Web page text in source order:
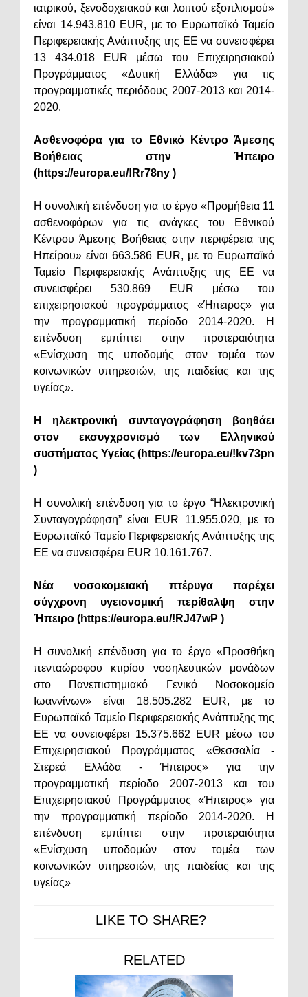
ιατρικού, ξενοδοχειακού και λοιπού εξοπλισμού»
είναι 14.943.810 EUR, με το Ευρωπαϊκό Ταμείο
Περιφερειακής Ανάπτυξης της ΕΕ να συνεισφέρει
13 434.018 EUR μέσω του Επιχειρησιακού
Προγράμματος «Δυτική Ελλάδα» για τις
προγραμματικές περιόδους 2007-2013 και 2014-
2020.
Ασθενοφόρα για το Εθνικό Κέντρο Άμεσης
Βοήθειας στην Ήπειρο
(https://europa.eu/!Rr78ny )
Η συνολική επένδυση για το έργο «Προμήθεια 11
ασθενοφόρων για τις ανάγκες του Εθνικού
Κέντρου Άμεσης Βοήθειας στην περιφέρεια της
Ηπείρου» είναι 663.586 EUR, με το Ευρωπαϊκό
Ταμείο Περιφερειακής Ανάπτυξης της ΕΕ να
συνεισφέρει 530.869 EUR μέσω του
επιχειρησιακού προγράμματος «Ήπειρος» για
την προγραμματική περίοδο 2014-2020. Η
επένδυση εμπίπτει στην προτεραιότητα
«Ενίσχυση της υποδομής στον τομέα των
κοινωνικών υπηρεσιών, της παιδείας και της
υγείας».
Η ηλεκτρονική συνταγογράφηση βοηθάει
στον εκσυγχρονισμό των Ελληνικού
συστήματος Υγείας (https://europa.eu/!kv73pn
)
Η συνολική επένδυση για το έργο “Ηλεκτρονική
Συνταγογράφηση” είναι EUR 11.955.020, με το
Ευρωπαϊκό Ταμείο Περιφερειακής Ανάπτυξης της
ΕΕ να συνεισφέρει EUR 10.161.767.
Νέα νοσοκομειακή πτέρυγα παρέχει
σύγχρονη υγειονομική περίθαλψη στην
Ήπειρο (https://europa.eu/!RJ47wP )
Η συνολική επένδυση για το έργο «Προσθήκη
πενταώροφου κτιρίου νοσηλευτικών μονάδων
στο Πανεπιστημιακό Γενικό Νοσοκομείο
Ιωαννίνων» είναι 18.505.282 EUR, με το
Ευρωπαϊκό Ταμείο Περιφερειακής Ανάπτυξης της
ΕΕ να συνεισφέρει 15.375.662 EUR μέσω του
Επιχειρησιακού Προγράμματος «Θεσσαλία -
Στερεά Ελλάδα - Ήπειρος» για την
προγραμματική περίοδο 2007-2013 και του
Επιχειρησιακού Προγράμματος «Ήπειρος» για
την προγραμματική περίοδο 2014-2020. Η
επένδυση εμπίπτει στην προτεραιότητα
«Ενίσχυση υποδομών στον τομέα των
κοινωνικών υπηρεσιών, της παιδείας και της
υγείας»
LIKE TO SHARE?
RELATED